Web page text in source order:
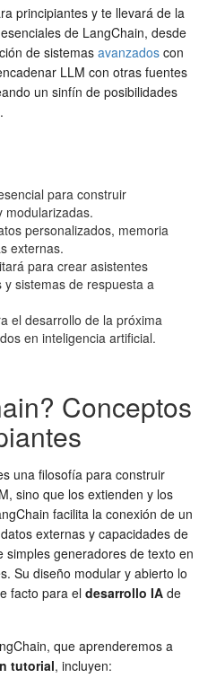
principiantes y te llevará de la
de LangChain, desde
de sistemas avanzados con
LLM con otras fuentes
un sinfín de posibilidades
para construir
modularizadas.
personalizados, memoria
externas.
para crear asistentes
sistemas de respuesta a
el desarrollo de la próxima
en inteligencia artificial.
Conceptos
una filosofía para construir
sino que los extienden y los
facilita la conexión de un
externas y capacidades de
generadores de texto en
Su diseño modular y abierto lo
facto para el desarrollo IA de
que aprenderemos a
tutorial, incluyen: